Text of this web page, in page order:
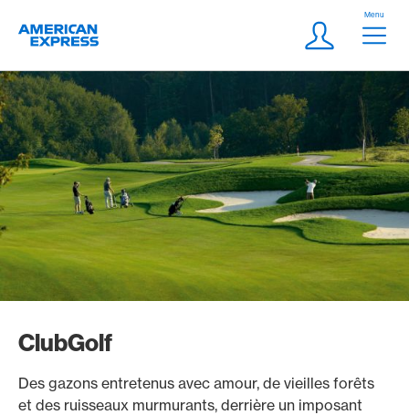
Logo
Meta
Login
Menu
ClubGolf
Des gazons entretenus avec amour, de vieilles forêts
et des ruisseaux murmurants, derrière un imposant